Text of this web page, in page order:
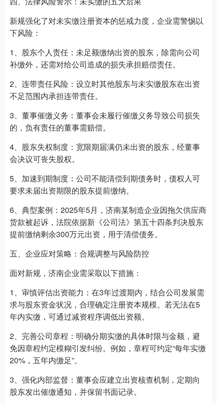
新规强化了对未实缴注册资本的惩戒力度，企业需警惕以
下风险：
1、股东个人责任：未足额缴纳出资的股东，除需向公司
补缴外，还需对给公司造成的损失承担赔偿责任。
2、连带责任风险：设立时其他股东与未实缴股东在出资
不足范围内承担连带责任。
3、董事催缴义务：董事会未履行催缴义务导致公司损失
的，负有责任的董事需赔偿。
4、股东失权制度：宽限期届满仍未出资的股东，经董事
会决议可丧失股权。
5、加速到期制度：公司不能清偿到期债务时，债权人可
要求未届出资期限的股东提前缴纳。
6、典型案例：2025年5月，济南某制造企业因拖欠供应商
货款被起诉，法院依据新《公司法》第五十四条判决股东
提前缴纳剩余300万元出资，用于清偿债务。
五、企业应对策略：合规调整与风险防控
面对新规，济南企业需采取以下措施：
1、审慎评估出资能力：在3年过渡期内，结合公司发展需
求与股东资金状况，合理确定注册资本规模。若无法在5
年内实缴，可通过减资程序调低出资额。
2、完善公司章程：明确分期实缴的具体时限与金额，避
免因章程约定模糊引发纠纷。例如，章程可约定“每年实缴
20%，五年内缴足”。
3、强化内部监督：董事会应建立出资核查机制，定期向
股东发出催缴通知，并保留书面记录。